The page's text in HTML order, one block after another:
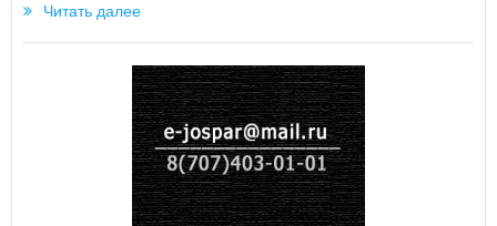
Читать далее